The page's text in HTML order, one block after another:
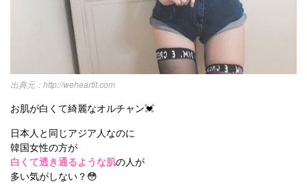
http://weheartit.com
お肌が白くて綺麗なオルチャン💓
日本人と同じアジア人なのに
韓国女性の方が
白くて透き通るような肌の人が
多い気がしない？😳